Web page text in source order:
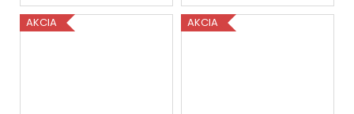
AKCIA AKCIA